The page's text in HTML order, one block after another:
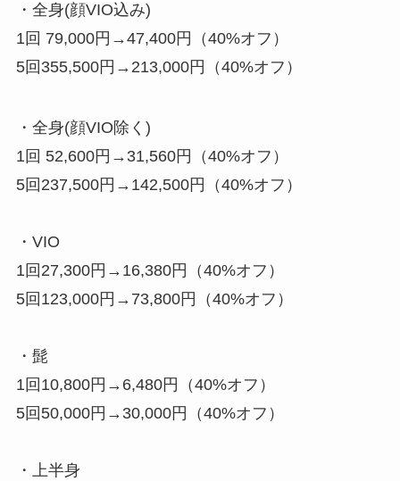
・全身(顔VIO込み)
1回 79,000円→47,400円（40%オフ）
5回355,500円→213,000円（40%オフ）
・全身(顔VIO除く)
1回 52,600円→31,560円（40%オフ）
5回237,500円→142,500円（40%オフ）
・VIO
1回27,300円→16,380円（40%オフ）
5回123,000円→73,800円（40%オフ）
・髭
1回10,800円→6,480円（40%オフ）
5回50,000円→30,000円（40%オフ）
・上半身